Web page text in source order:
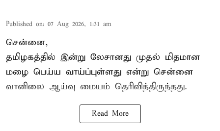
Published on: 07 Aug 2026, 1:31 am
சென்னை,
தமிழகத்தில் இன்று லேசானது முதல் மிதமான
மழை பெய்ய வாய்ப்புள்ளது என்று சென்னை
வானிலை ஆய்வு மையம் தெரிவித்திருந்தது.
Read More